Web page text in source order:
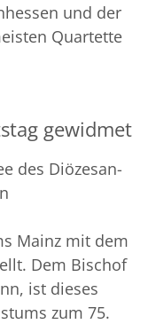
und der
Quartette
gewidmet
des Diözesan-
Mainz mit dem
Dem Bischof
ist dieses
zum 75.